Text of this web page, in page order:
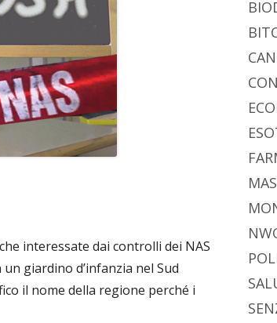
interessate dai controlli dei NAS
giardino d’infanzia nel Sud
il nome della regione perché i